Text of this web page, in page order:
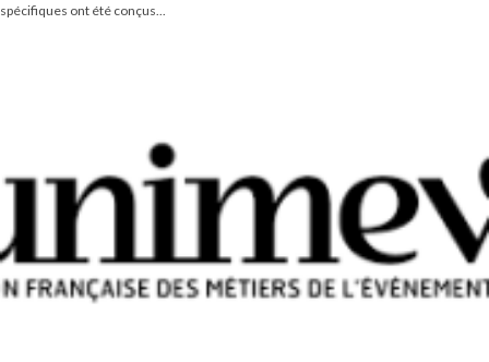
spécifiques ont été conçus...